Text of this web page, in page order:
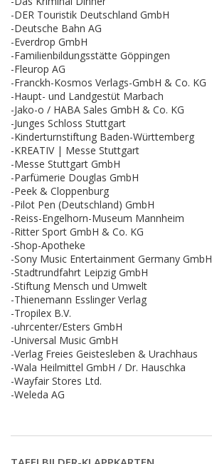
-DER Touristik Deutschland GmbH
-Deutsche Bahn AG
-Everdrop GmbH
-Familienbildungsstätte Göppingen
-Fleurop AG
-Franckh-Kosmos Verlags-GmbH & Co. KG
-Haupt- und Landgestüt Marbach
-Jako-o / HABA Sales GmbH & Co. KG
-Junges Schloss Stuttgart
-Kinderturnstiftung Baden-Württemberg
-KREATIV | Messe Stuttgart
-Messe Stuttgart GmbH
-Parfümerie Douglas GmbH
-Peek & Cloppenburg
-Pilot Pen (Deutschland) GmbH
-Reiss-Engelhorn-Museum Mannheim
-Ritter Sport GmbH & Co. KG
-Shop-Apotheke
-Sony Music Entertainment Germany GmbH
-Stadtrundfahrt Leipzig GmbH
-Stiftung Mensch und Umwelt
-Thienemann Esslinger Verlag
-Tropilex B.V.
-uhrcenter/Esters GmbH
-Universal Music GmbH
-Verlag Freies Geistesleben & Urachhaus
-Wala Heilmittel GmbH / Dr. Hauschka
-Wayfair Stores Ltd.
-Weleda AG